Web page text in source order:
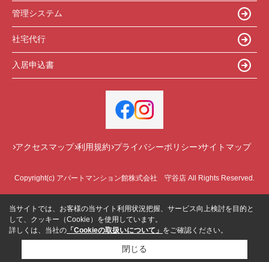
管理システム
社宅代行
入居申込書
アクセスマップ 利用規約 プライバシーポリシー サイトマップ
Copyright(c) アパートマンション館株式会社 守谷店 All Rights Reserved.
当サイトでは、お客様の当サイト利用状況把握、サービス向上検討を目的と
して、クッキー（Cookie）を使用しています。
詳しくは、当社の 「Cookieの取扱いについて」 をご確認ください。
閉じる